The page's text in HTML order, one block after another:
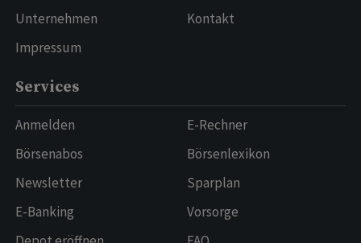
Unternehmen
Impressum
Kontakt
Services
Anmelden
Börsenabos
Newsletter
E-Banking
E-Rechner
Börsenlexikon
Sparplan
Vorsorge